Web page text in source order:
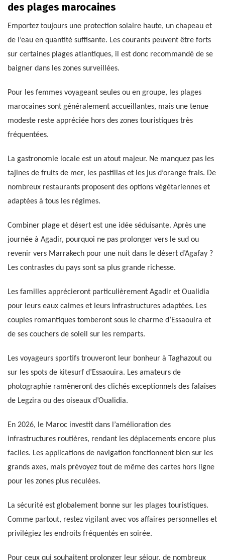
des plages marocaines
Emportez toujours une protection solaire haute, un chapeau et
de l’eau en quantité suffisante. Les courants peuvent être forts
sur certaines plages atlantiques, il est donc recommandé de se
baigner dans les zones surveillées.
Pour les femmes voyageant seules ou en groupe, les plages
marocaines sont généralement accueillantes, mais une tenue
modeste reste appréciée hors des zones touristiques très
fréquentées.
La gastronomie locale est un atout majeur. Ne manquez pas les
tajines de fruits de mer, les pastillas et les jus d’orange frais. De
nombreux restaurants proposent des options végétariennes et
adaptées à tous les régimes.
Combiner plage et désert est une idée séduisante. Après une
journée à Agadir, pourquoi ne pas prolonger vers le sud ou
revenir vers Marrakech pour une nuit dans le désert d’Agafay ?
Les contrastes du pays sont sa plus grande richesse.
Les familles apprécieront particulièrement Agadir et Oualidia
pour leurs eaux calmes et leurs infrastructures adaptées. Les
couples romantiques tomberont sous le charme d’Essaouira et
de ses couchers de soleil sur les remparts.
Les voyageurs sportifs trouveront leur bonheur à Taghazout ou
sur les spots de kitesurf d’Essaouira. Les amateurs de
photographie ramèneront des clichés exceptionnels des falaises
de Legzira ou des oiseaux d’Oualidia.
En 2026, le Maroc investit dans l’amélioration des
infrastructures routières, rendant les déplacements encore plus
faciles. Les applications de navigation fonctionnent bien sur les
grands axes, mais prévoyez tout de même des cartes hors ligne
pour les zones plus reculées.
La sécurité est globalement bonne sur les plages touristiques.
Comme partout, restez vigilant avec vos affaires personnelles et
privilégiez les endroits fréquentés en soirée.
Pour ceux qui souhaitent prolonger leur séjour, de nombreux